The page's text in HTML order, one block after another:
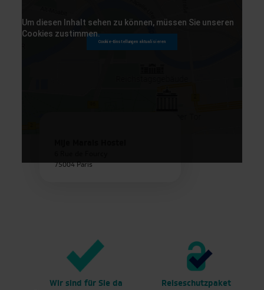
Warschau
Um diesen Inhalt sehen zu können, müssen Sie unseren
Cookies zustimmen.
Cookie-Einstellungen aktualisieren
75004 Paris
Wir sind für Sie da Reiseschutzpaket
Über 400 Hotels